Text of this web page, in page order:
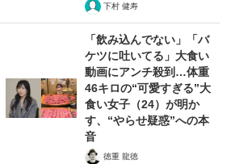
下村 健寿
「飲み込んでない」「バ
ケツに吐いてる」大食い
動画にアンチ殺到…体重
46キロの“可愛すぎる”大
食い女子（24）が明か
す、“やらせ疑惑”への本
音
徳重 龍徳